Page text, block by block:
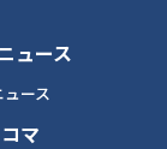
ュース
ース
マ